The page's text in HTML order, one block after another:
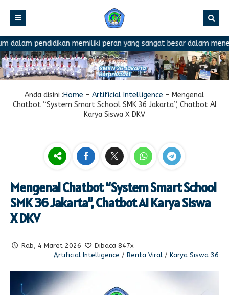
pendidikan memiliki peran yang sangat besar dalam
Anda disini :Home - Artificial Intelligence - Mengenal
Chatbot “System Smart School SMK 36 Jakarta”, Chatbot AI
Karya Siswa X DKV
Mengenal Chatbot “System Smart School
SMK 36 Jakarta”, Chatbot AI Karya Siswa
X DKV
Rab, 4 Maret 2026
Dibaca 847x
Artificial Intelligence/Berita Viral/Karya Siswa 36